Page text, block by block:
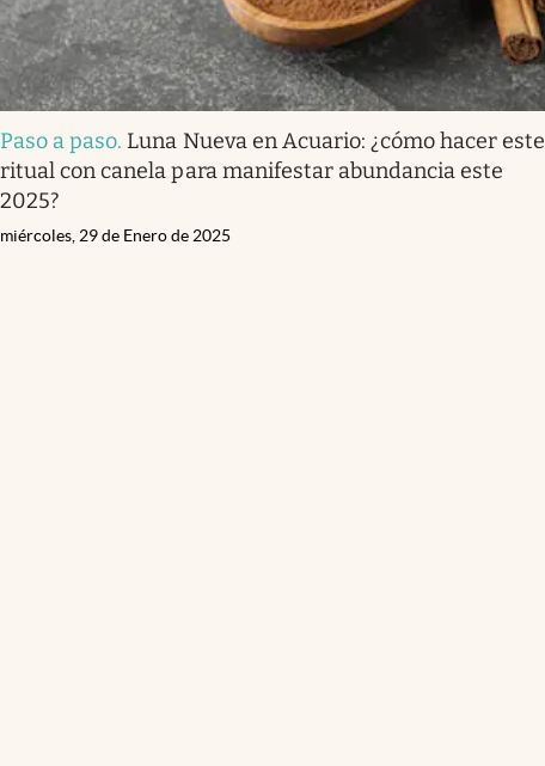
Paso a paso. Luna Nueva en Acuario: ¿cómo hacer este
ritual con canela para manifestar abundancia este
2025?
miércoles, 29 de Enero de 2025